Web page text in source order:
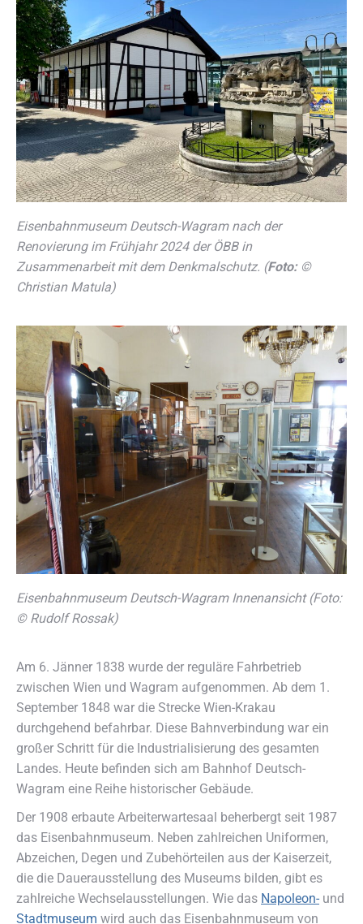
Eisenbahnmuseum Deutsch-Wagram nach der
Renovierung im Frühjahr 2024 der ÖBB in
Zusammenarbeit mit dem Denkmalschutz. (Foto:©
Christian Matula)
Eisenbahnmuseum Deutsch-Wagram Innenansicht (Foto:
© Rudolf Rossak)
Am 6. Jänner 1838 wurde der reguläre Fahrbetrieb
zwischen Wien und Wagram aufgenommen. Ab dem 1.
September 1848 war die Strecke Wien-Krakau
durchgehend befahrbar. Diese Bahnverbindung war ein
großer Schritt für die Industrialisierung des gesamten
Landes. Heute befinden sich am Bahnhof Deutsch-
Wagram eine Reihe historischer Gebäude.
Der 1908 erbaute Arbeiterwartesaal beherbergt seit 1987
das Eisenbahnmuseum. Neben zahlreichen Uniformen,
Abzeichen, Degen und Zubehörteilen aus der Kaiserzeit,
die die Dauerausstellung des Museums bilden, gibt es
zahlreiche Wechselausstellungen. Wie das Napoleon- und
Stadtmuseum wird auch das Eisenbahnmuseum von